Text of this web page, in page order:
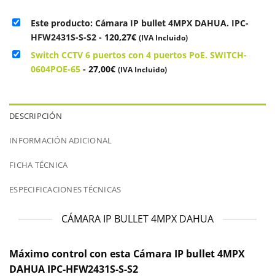
Este producto: Cámara IP bullet 4MPX DAHUA. IPC-
HFW2431S-S-S2 - 120,27€ (IVA Incluido)
Switch CCTV 6 puertos con 4 puertos PoE. SWITCH-
0604POE-65 - 27,00€ (IVA Incluido)
DESCRIPCIÓN
INFORMACIÓN ADICIONAL
FICHA TÉCNICA
ESPECIFICACIONES TÉCNICAS
CÁMARA IP BULLET 4MPX DAHUA
Máximocontrol con esta Cámara IP bullet 4MPX
DAHUA IPC-HFW2431S-S-S2